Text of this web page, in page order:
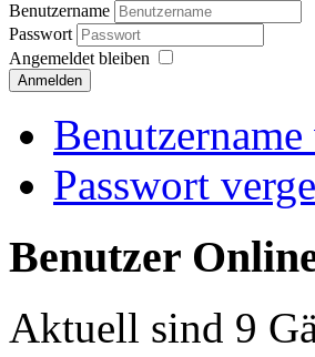
Benutzername
Passwort
Angemeldet bleiben
Anmelden
Benutzername
Passwort
Benutzer
Aktuell sind 9